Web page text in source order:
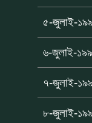
৫-জুলাই-
৬-জুলাই-
৭-জুলাই-
৮-জুলাই-